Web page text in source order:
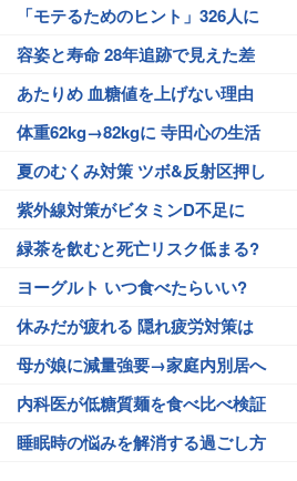
「モテるためのヒント」326人に
容姿と寿命 28年追跡で見えた差
あたりめ 血糖値を上げない理由
体重62kg→82kgに 寺田心の生活
夏のむくみ対策 ツボ&反射区押し
紫外線対策がビタミンD不足に
緑茶を飲むと死亡リスク低まる?
ヨーグルト いつ食べたらいい?
休みだが疲れる 隠れ疲労対策は
母が娘に減量強要→家庭内別居へ
内科医が低糖質麺を食べ比べ検証
睡眠時の悩みを解消する過ごし方